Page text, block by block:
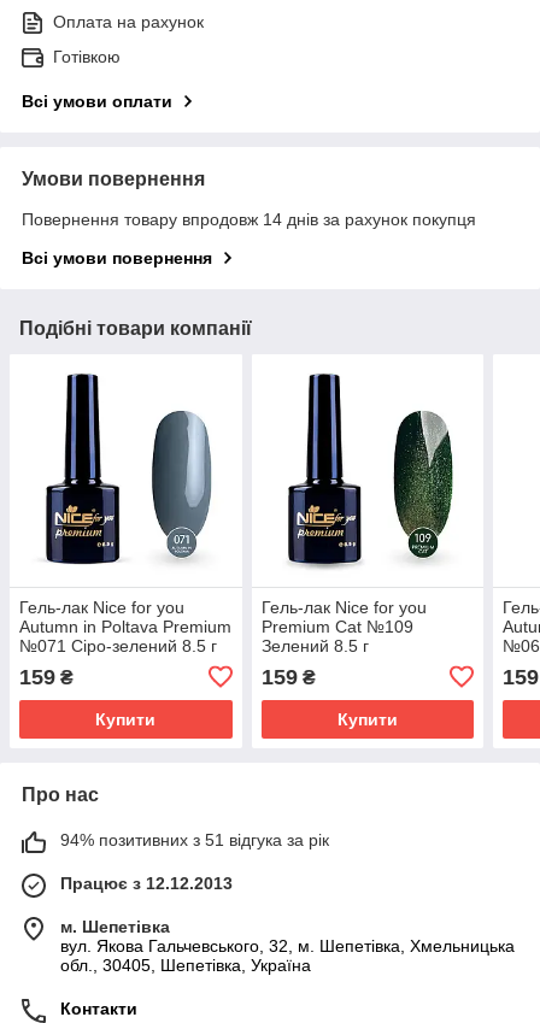
Оплата на рахунок
Готівкою
Всі умови оплати
Умови повернення
Повернення товару впродовж 14 днів за рахунок покупця
Всі умови повернення
Подібні товари компанії
Гель-лак Nice for you
Autumn in Poltava Premium
№071 Сіро-зелений 8.5 г
159 ₴
Купити
Гель-лак Nice for you
Premium Cat №109
Зелений 8.5 г
159₴
Купити
159
Про нас
94% позитивних з 51 відгука за рік
Працює з 12.12.2013
м. Шепетівка
вул. Якова Гальчевського, 32, м. Шепетівка, Хмельницька
обл., 30405, Шепетівка, Україна
Контакти